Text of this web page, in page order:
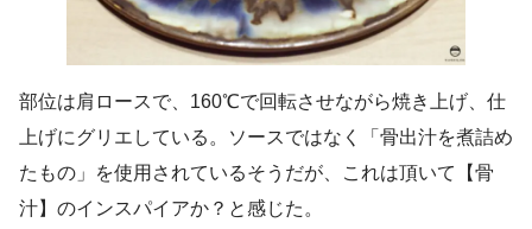
部位は肩ロースで、160℃で回転させながら焼き上げ、仕
上げにグリエしている。ソースではなく「骨出汁を煮詰め
たもの」を使用されているそうだが、これは頂いて【骨
汁】のインスパイアか？と感じた。